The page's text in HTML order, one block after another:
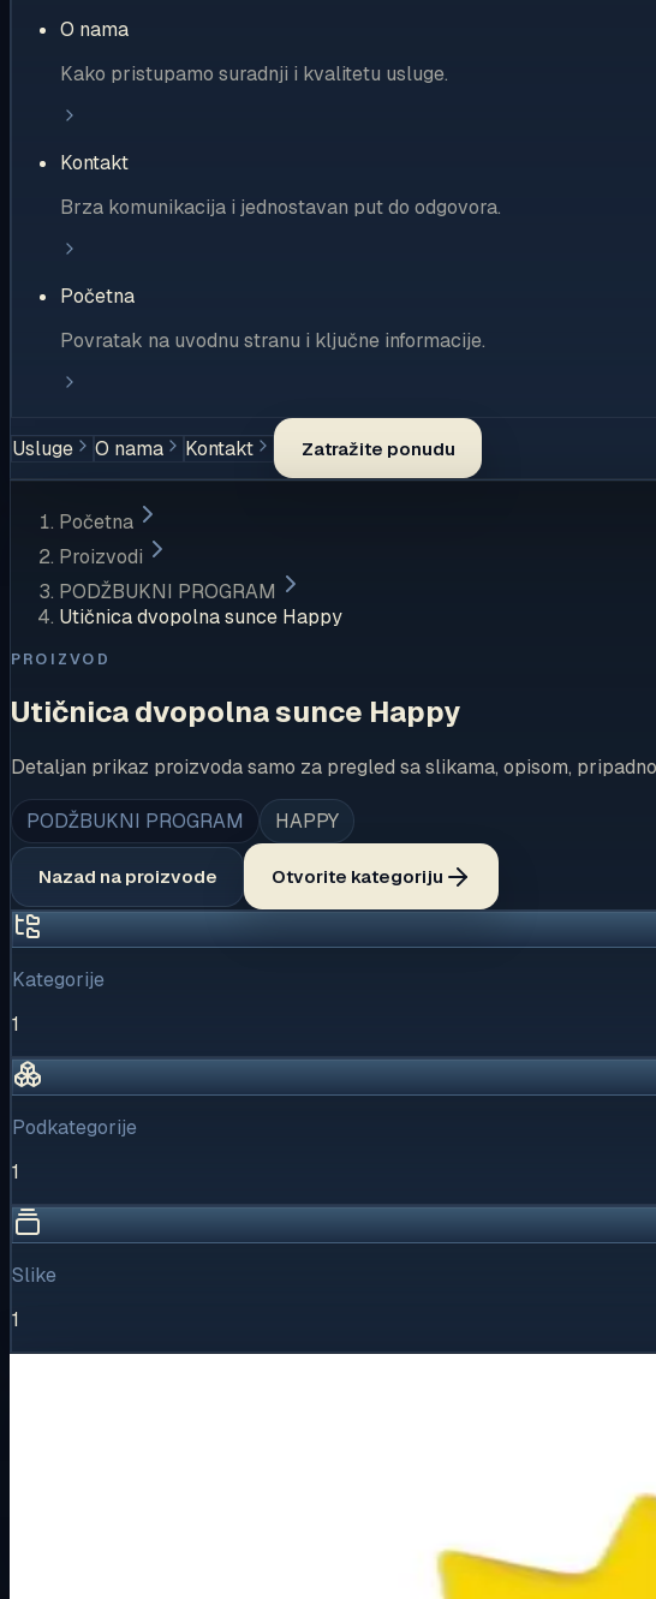
O nama
Kako pristupamo suradnji i kvalitetu usluge.
Kontakt
Brza komunikacija i jednostavan put do odgovora.
Početna
Povratak na uvodnu stranu i ključne informacije.
Usluge O nama Kontakt Zatražite ponudu
Početna
Proizvodi
PODŽBUKNI PROGRAM
Utičnica dvopolna sunce Happy
PROIZVOD
Utičnica dvopolna sunce Happy
Detaljan prikaz proizvoda samo za pregled sa slikama, opisom,
PODŽBUKNI PROGRAM HAPPY
Nazad na proizvode Otvorite kategoriju
Kategorije
1
Podkategorije
1
Slike
1